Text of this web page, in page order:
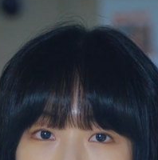
AI Native Enterprise를 지원하는 AI Ready Data 플랫폼 활용 전략